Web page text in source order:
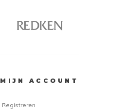
MIJN ACCOUNT
Registreren